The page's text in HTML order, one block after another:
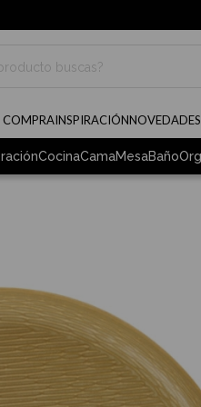
COMPRAINSPIRACIÓNNOVEDADES
CocinaCamaMesaBaño